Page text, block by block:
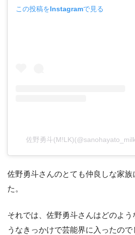
この投稿をInstagramで見る
佐野勇斗
佐野勇斗さんのとても仲良しな家族
た。
それでは、佐野勇斗さんはどのよう
うなきっかけで芸能界に入ったので